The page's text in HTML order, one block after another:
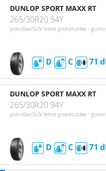
DUNLOP SPORT MAXX RT
265/30R20 94Y
potniške/SUV letne pnevmatike - gume
D C 71
DUNLOP SPORT MAXX RT
265/30R20 94Y
potniške/SUV letne pnevmatike - gume
D C 71